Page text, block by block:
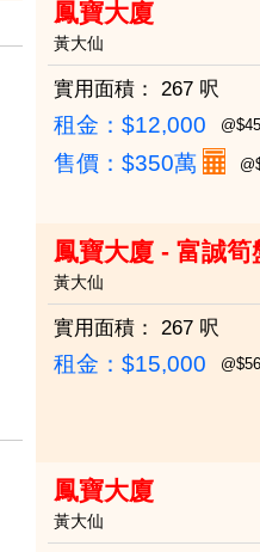
鳳寶大廈
黃大仙
實用面積： 267 呎
租金：$12,000
售價： $350萬
鳳寶大廈 - 富誠筍
黃大仙
實用面積： 267 呎
租金：$15,000
鳳寶大廈
黃大仙